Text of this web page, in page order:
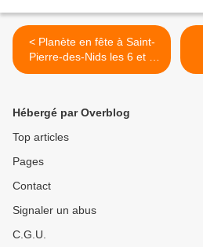
< Planète en fête à Saint-
Pierre-des-Nids les 6 et 7
juilllet 2013
Hébergé par Overblog
Top articles
Pages
Contact
Signaler un abus
C.G.U.